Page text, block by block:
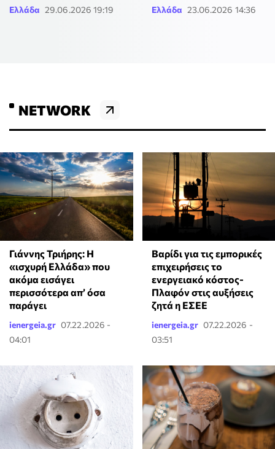
Ελλάδα 29.06.2026 19:19 Ελλάδα 23.06.2026 14:36
NETWORK
Γιάννης Τριήρης: Η
«ισχυρή Ελλάδα» που
ακόμα εισάγει
περισσότερα απ’ όσα
παράγει
ienergeia.gr 07.22.2026 -
04:01
Βαρίδι για τις εμπορικές
επιχειρήσεις το
ενεργειακό κόστος-
Πλαφόν στις αυξήσεις
ζητά η ΕΣΕΕ
ienergeia.gr 07.22.2026 -
03:51